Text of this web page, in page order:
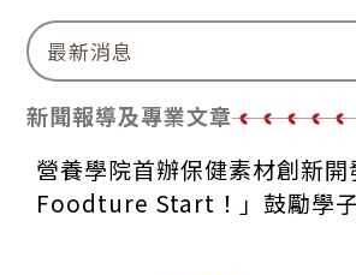
最新消息
新聞報導及專業文章
營養學院首辦保健素材創新
Foodture Start！」鼓勵學